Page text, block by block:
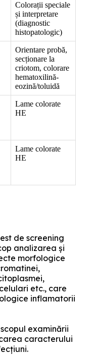
Colorații speciale
și interpretare
(diagnostic
histopatologic)
Orientare probă,
secționare la
criotom, colorare
hematoxilină-
eozină/toluidă
Lame colorate
HE
Lame colorate
HE
de screening
analizarea și
morfologice
etc., care
inflamatorii
examinării
caracterului